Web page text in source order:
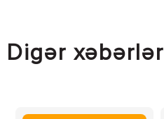
Digər xəbərlər